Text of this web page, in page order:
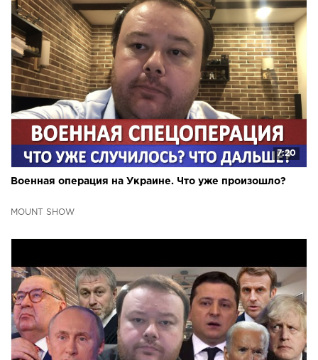
7:20
Военная операция на Украине. Что уже произошло?
MOUNT SHOW